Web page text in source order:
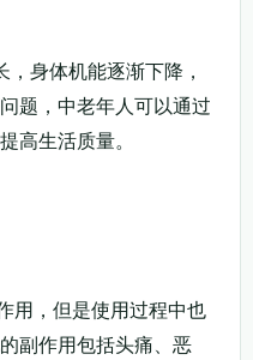
身体机能逐渐下降，
题，中老年人可以通过
高生活质量。
用，但是使用过程中也
副作用包括头痛、恶